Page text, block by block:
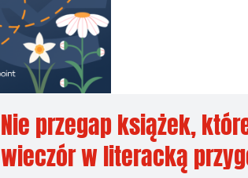
Nie przegap książek,
wieczór w literacką